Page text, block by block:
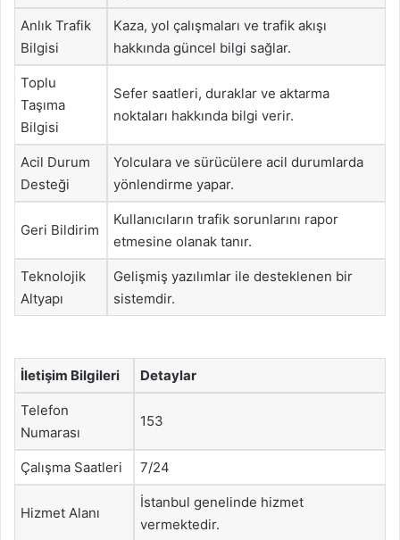
Anlık Trafik
Bilgisi
Kaza, yol çalışmaları ve trafik akışı
hakkında güncel bilgi sağlar.
Toplu
Taşıma
Bilgisi
Sefer saatleri, duraklar ve aktarma
noktaları hakkında bilgi verir.
Acil Durum
Desteği
Yolculara ve sürücülere acil durumlarda
yönlendirme yapar.
Geri Bildirim
Kullanıcıların trafik sorunlarını rapor
etmesine olanak tanır.
Teknolojik
Altyapı
Gelişmiş yazılımlar ile desteklenen bir
sistemdir.
İletişim Bilgileri Detaylar
Telefon
Numarası
153
Çalışma Saatleri 7/24
Hizmet Alanı
İstanbul genelinde hizmet
vermektedir.